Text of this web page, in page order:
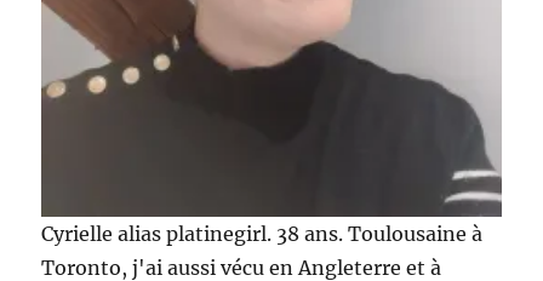
Cyrielle alias platinegirl. 38 ans. Toulousaine à
Toronto, j'ai aussi vécu en Angleterre et à